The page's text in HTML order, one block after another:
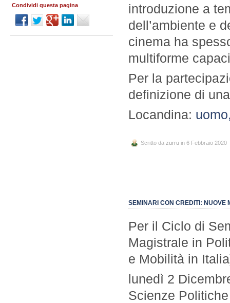
introduzione a
dell’ambiente e
cinema ha
multiforme
Per la
definizione di
Locandina:
Scritto da zurru in 6 Febbraio 2020
SEMINARI CON CREDITI: NUOVE
Per il Ciclo di
Magistrale in
e Mobilità in
lunedì 2
Scienze
Condividi questa pagina